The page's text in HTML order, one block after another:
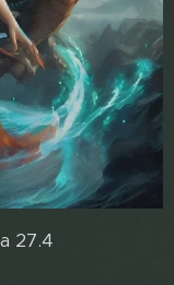
27.4